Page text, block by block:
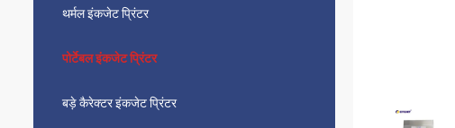
थर्मल इंकजेट प्रिंटर
पोर्टेबल इंकजेट प्रिंटर
बड़े कैरेक्टर इंकजेट प्रिंटर